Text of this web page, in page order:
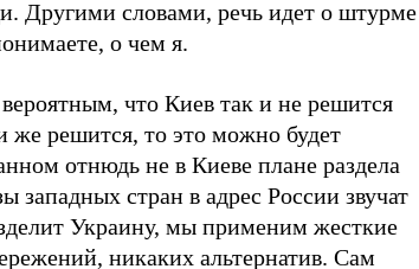
словами, речь идет о штурме
о чем я.
что Киев так и не решится
же решится, то это можно будет
отнюдь не в Киеве плане раздела
западных стран в адрес России звучат
Украину, мы применим жесткие
никаких альтернатив. Сам